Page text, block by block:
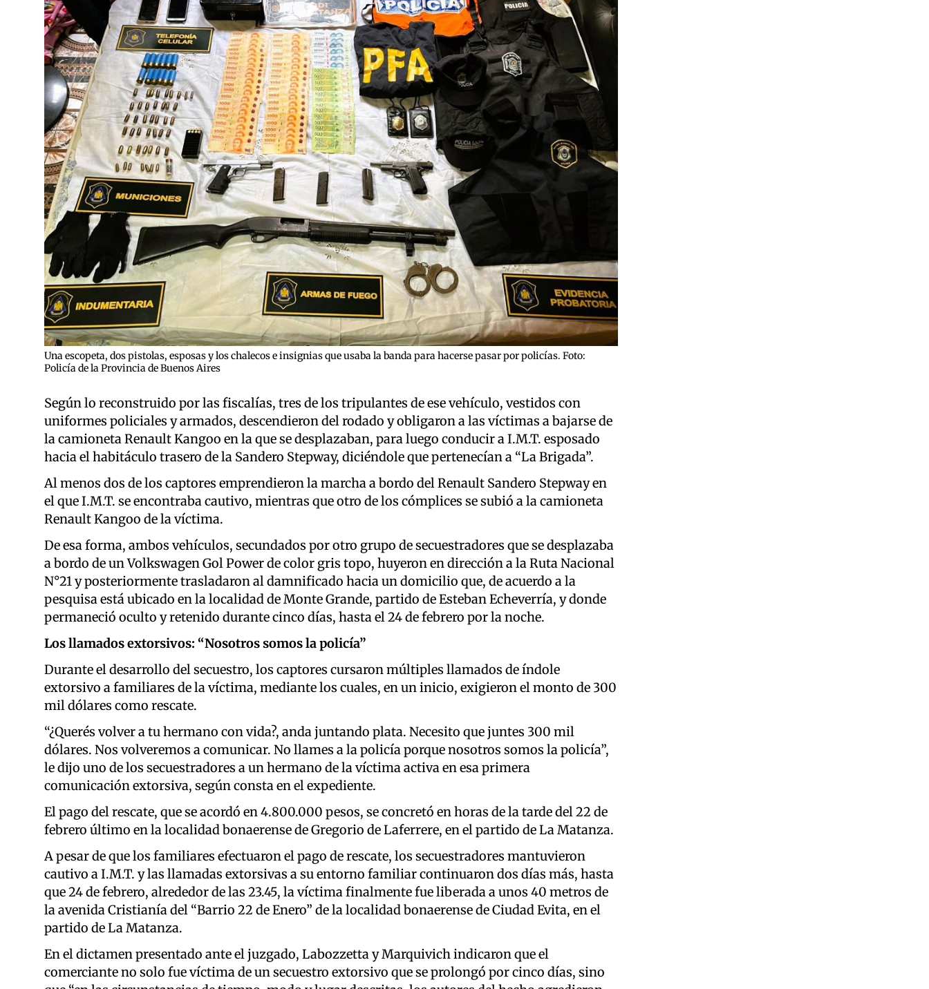
Una escopeta, dos pistolas, esposas y los chalecos e insignias que usaba la banda para hacerse pasar por policías. Foto:
Policía de la Provincia de Buenos Aires
Según lo reconstruido por las fiscalías, tres de los tripulantes de ese vehículo, vestidos con
uniformes policiales y armados, descendieron del rodado y obligaron a las víctimas a bajarse de
la camioneta Renault Kangoo en la que se desplazaban, para luego conducir a I.M.T. esposado
hacia el habitáculo trasero de la Sandero Stepway, diciéndole que pertenecían a “La Brigada”.
Al menos dos de los captores emprendieron la marcha a bordo del Renault Sandero Stepway en
el que I.M.T. se encontraba cautivo, mientras que otro de los cómplices se subió a la camioneta
Renault Kangoo de la víctima.
De esa forma, ambos vehículos, secundados por otro grupo de secuestradores que se desplazaba
a bordo de un Volkswagen Gol Power de color gris topo, huyeron en dirección a la Ruta Nacional
N°21 y posteriormente trasladaron al damnificado hacia un domicilio que, de acuerdo a la
pesquisa está ubicado en la localidad de Monte Grande, partido de Esteban Echeverría, y donde
permaneció oculto y retenido durante cinco días, hasta el 24 de febrero por la noche.
Los llamados extorsivos: “Nosotros somos la policía”
Durante el desarrollo del secuestro, los captores cursaron múltiples llamados de índole
extorsivo a familiares de la víctima, mediante los cuales, en un inicio, exigieron el monto de 300
mil dólares como rescate.
“¿Querés volver a tu hermano con vida?, anda juntando plata. Necesito que juntes 300 mil
dólares. Nos volveremos a comunicar. No llames a la policía porque nosotros somos la policía”,
le dijo uno de los secuestradores a un hermano de la víctima activa en esa primera
comunicación extorsiva, según consta en el expediente.
El pago del rescate, que se acordó en 4.800.000 pesos, se concretó en horas de la tarde del 22 de
febrero último en la localidad bonaerense de Gregorio de Laferrere, en el partido de La Matanza.
A pesar de que los familiares efectuaron el pago de rescate, los secuestradores mantuvieron
cautivo a I.M.T. y las llamadas extorsivas a su entorno familiar continuaron dos días más, hasta
que 24 de febrero, alrededor de las 23.45, la víctima finalmente fue liberada a unos 40 metros de
la avenida Cristianía del “Barrio 22 de Enero” de la localidad bonaerense de Ciudad Evita, en el
partido de La Matanza.
En el dictamen presentado ante el juzgado, Labozzetta y Marquivich indicaron que el
comerciante no solo fue víctima de un secuestro extorsivo que se prolongó por cinco días, sino